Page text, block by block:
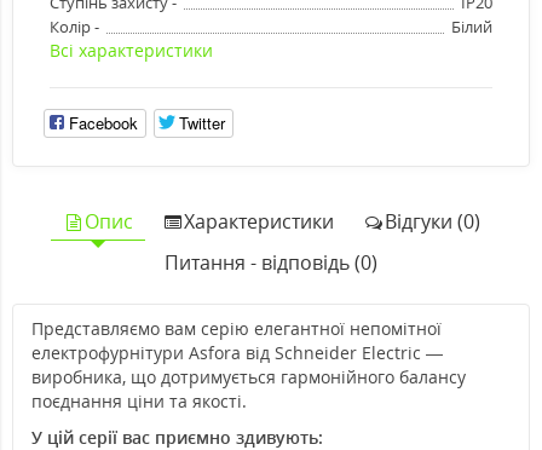
Колір -
Білий
Всі характеристики
Facebook Twitter
Опис Характеристики
Відгуки (0)
Питання - відповідь (0)
Представляємо вам серію елегантної непомітної
електрофурнітури Asfora від Schneider Electric —
виробника, що дотримується гармонійного балансу
поєднання ціни та якості.
У цій серії вас приємно здивують: